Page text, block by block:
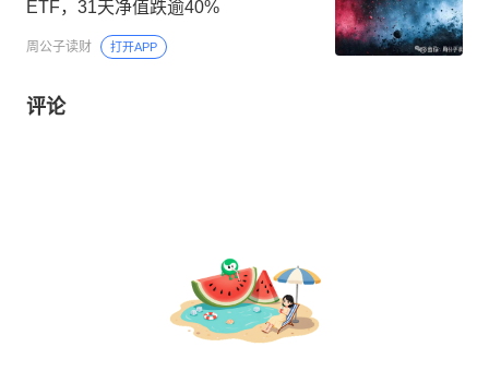
ETF，31天净值跌逾40%
周公子读财 打开APP
评论